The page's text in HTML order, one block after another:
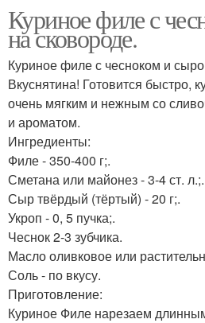
Куриное филе с
на сковороде.
Куриное филе с чесноком и
Вкуснятина! Готовится быстро,
очень мягким и нежным со
и ароматом.
Ингредиенты:
Филе - 350-400 г;.
Сметана или майонез - 3-4 ст. л.;.
Сыр твёрдый (тёртый) - 20 г;.
Укроп - 0, 5 пучка;.
Чеснок 2-3 зубчика.
Масло оливковое или
Соль - по вкусу.
Приготовление:
Куриное Филе нарезаем